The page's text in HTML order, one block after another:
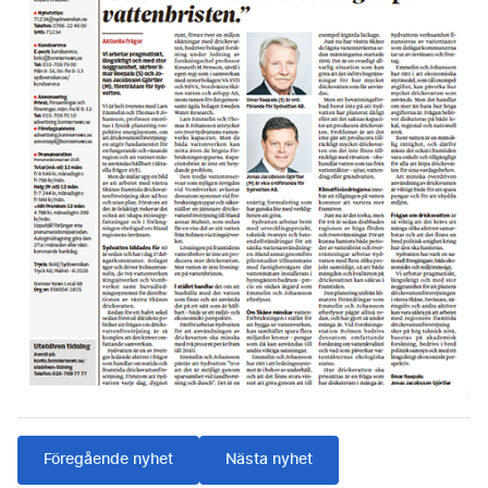
Föregående nyhet Nästa nyhet